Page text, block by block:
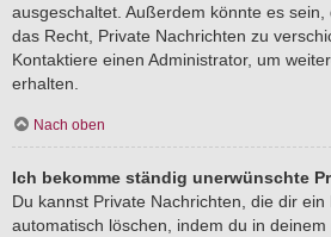
ausgeschaltet. Außerdem könnte es
das Recht, Private Nachrichten zu
Kontaktiere einen Administrator, um
erhalten.
Nach oben
Ich bekomme ständig unerwünschte
Du kannst Private Nachrichten, die dir ein
automatisch löschen, indem du in